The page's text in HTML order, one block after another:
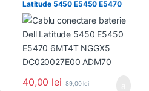
Latitude 5450 E5450 E5470
6MT4T NGGX5 DC020027E00
ADM70
40,00 lei 89,00lei